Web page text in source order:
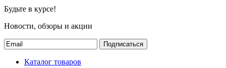
Будьте в курсе!
Новости, обзоры и акции
Подписаться
Каталог товаров